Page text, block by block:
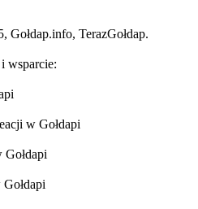
Gołdap.info, TerazGołdap.
wsparcie:
w Gołdapi